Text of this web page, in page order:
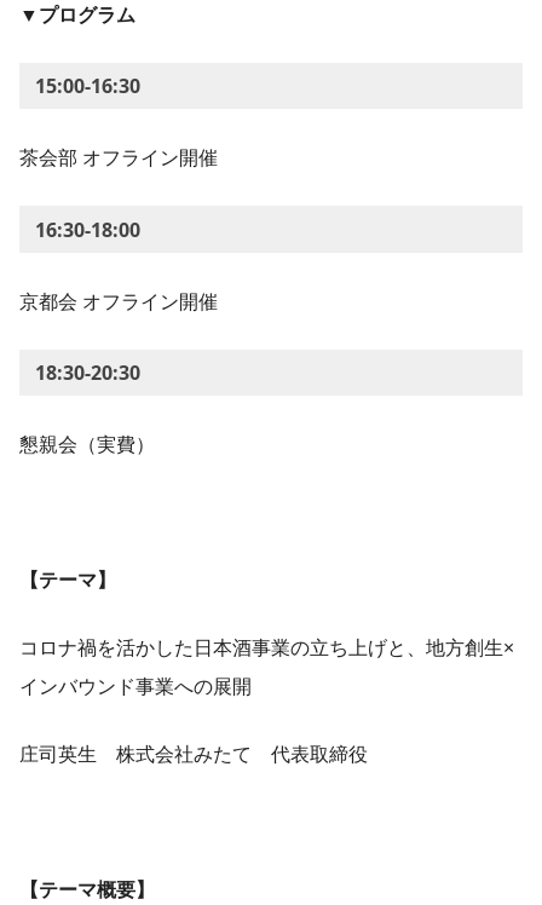
▼プログラム
15:00-16:30
茶会部 オフライン開催
16:30-18:00
京都会 オフライン開催
18:30-20:30
懇親会（実費）
【テーマ】
コロナ禍を活かした日本酒事業の立ち上げと、地方創生×
インバウンド事業への展開
庄司英生 株式会社みたて 代表取締役
【テーマ概要】